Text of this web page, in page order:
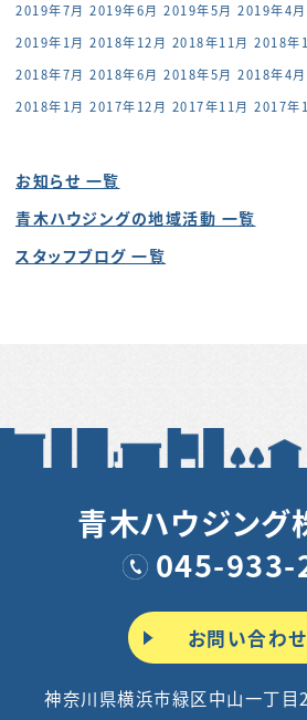
2019年7月 2019年6月 2019年5月 2019年4月
2019年1月 2018年12月 2018年11月 2018年
2018年7月 2018年6月 2018年5月 2018年4月
2018年1月 2017年12月 2017年11月 2017年
お知らせ 一覧
青木ハウジングの地域活動 一覧
スタッフブログ 一覧
青木ハウジング
045-933-
お問い合わせ
神奈川県横浜市緑区中山一丁目